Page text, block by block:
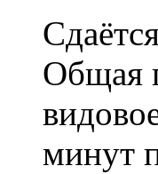
Общая
минут